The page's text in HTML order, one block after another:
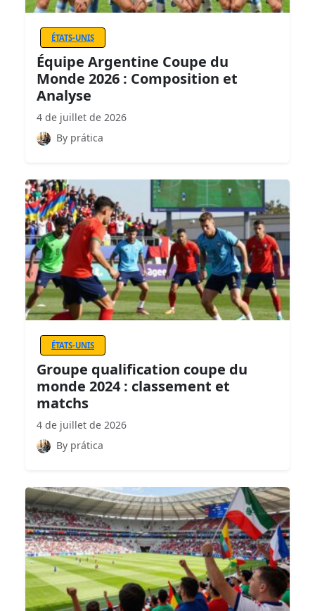
ÉTATS-UNIS
Équipe Argentine Coupe du
Monde 2026 : Composition et
Analyse
4 de juillet de 2026
By prática
ÉTATS-UNIS
Groupe qualification coupe du
monde 2024 : classement et
matchs
4 de juillet de 2026
By prática